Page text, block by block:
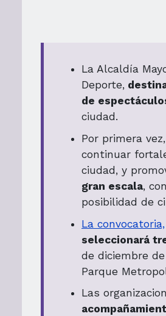
La Alcaldía
Deporte,
de
ciudad.
Por primera
continuar
ciudad, y
gran escala,
posibilidad de
La convocatoria,
seleccionará
de diciembre
Parque
Las